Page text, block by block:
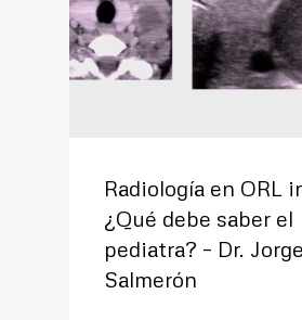
Radiología en ORL
¿Qué debe saber el
pediatra? – Dr. Jorge
Salmerón